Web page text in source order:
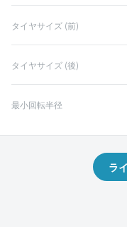
タイヤサイズ (前)
タイヤサイズ (後)
最小回転半径
ラ